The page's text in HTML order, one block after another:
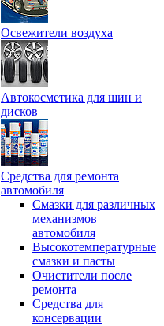
Освежители воздуха
Автокосметика для шин и
дисков
Средства для ремонта
автомобиля
Смазки для различных
механизмов
автомобиля
Высокотемпературные
смазки и пасты
Очистители после
ремонта
Средства для
консервации